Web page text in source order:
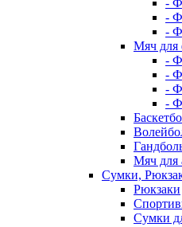
-
-
-
Мяч для
-
-
-
-
Мяч для
Сумки,
Рюкзаки
Сумки